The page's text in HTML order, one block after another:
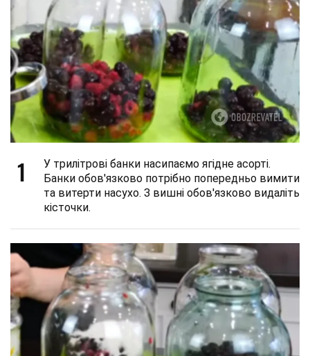
1
У трилітрові банки насипаємо ягідне асорті.
Банки обов'язково потрібно попередньо вимити
та витерти насухо. З вишні обов'язково видаліть
кісточки.